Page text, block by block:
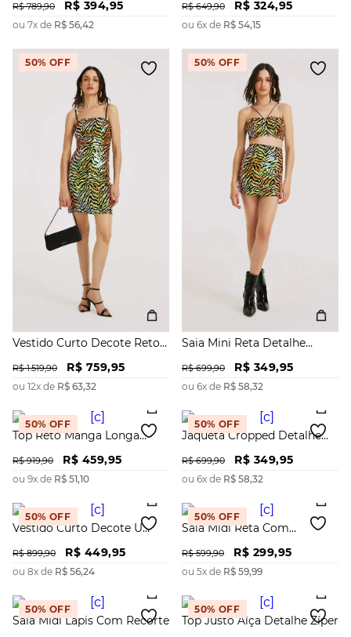
R$ 789,90 R$ 394,95
ou 7x de R$ 56,42
R$ 649,90 R$ 324,95
ou 6x de R$ 54,15
50% OFF
Vestido Curto Decote Reto
R$ 1.519,90 R$ 759,95
ou 12x de R$ 63,32
50% OFF
Saia Mini Reta Detalhe
R$ 699,90 R$ 349,95
ou 6x de R$ 58,32
50% OFF
Top Reto Manga Longa
R$ 919,90 R$ 459,95
ou 9x de R$ 51,10
50% OFF
Jaqueta Cropped Detalhe
R$ 699,90 R$ 349,95
ou 6x de R$ 58,32
50% OFF
Vestido Curto Decote U
R$ 899,90 R$ 449,95
ou 8x de R$ 56,24
50% OFF
Saia Midi Reta Com
R$ 599,90 R$ 299,95
ou 5x de R$ 59,99
50% OFF
Saia Midi Lápis Com Recorte
50% OFF
Top Justo Alça Detalhe Zíper